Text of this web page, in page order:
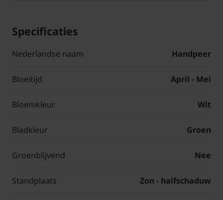
Specificaties
Nederlandse naam Handpeer
Bloeitijd April - Mei
Bloemkleur Wit
Bladkleur Groen
Groenblijvend Nee
Standplaats Zon - halfschaduw